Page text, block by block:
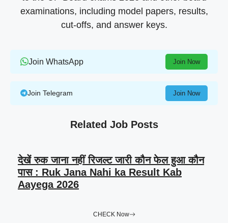
examinations, including model papers, results,
cut-offs, and answer keys.
Join WhatsApp Join Now
Join Telegram Join Now
Related Job Posts
देखें रुक जाना नहीं रिजल्ट जारी कौन फेल हुआ कौन
पास : Ruk Jana Nahi ka Result Kab
Aayega 2026
CHECK Now